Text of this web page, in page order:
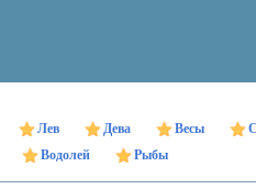
Лев Дева Весы
Водолей
Рыбы